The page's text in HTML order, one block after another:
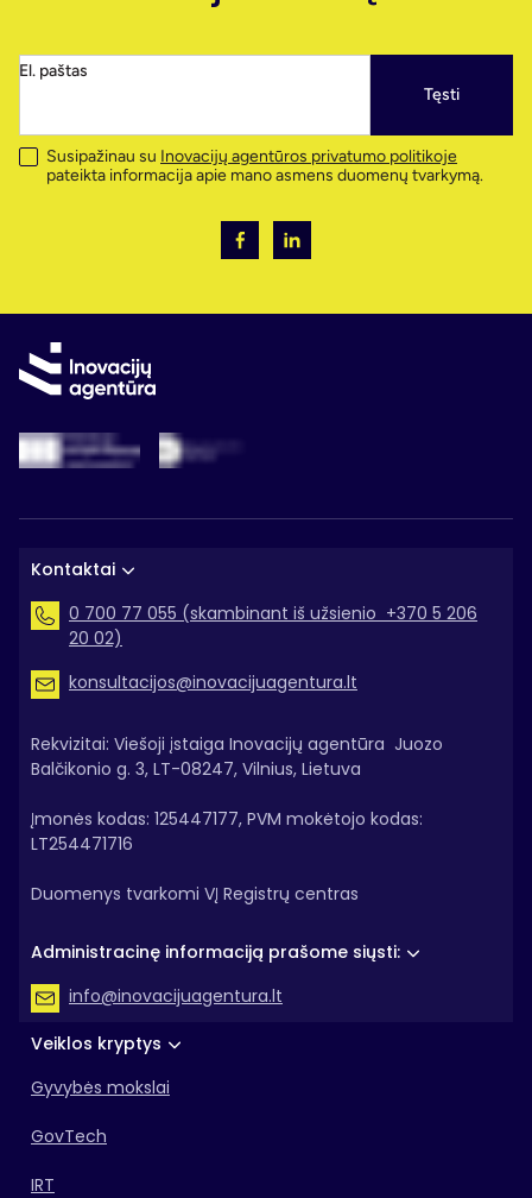
El. paštas
Tęsti
Susipažinau su Inovacijų agentūros privatumo politikoje
pateikta informacija apie mano asmens duomenų tvarkymą.
Veiklos kryptys
Gyvybės mokslai
GovTech
IRT
Kontaktai
0 700 77 055 (skambinant iš užsienio +370 5 206
20 02)
konsultacijos@inovacijuagentura.lt
Rekvizitai: Viešoji įstaiga Inovacijų agentūra Juozo
Balčikonio g. 3, LT-08247, Vilnius, Lietuva
Įmonės kodas: 125447177, PVM mokėtojo kodas:
LT254471716
Duomenys tvarkomi VĮ Registrų centras
Administracinę informaciją prašome siųsti:
info@inovacijuagentura.lt